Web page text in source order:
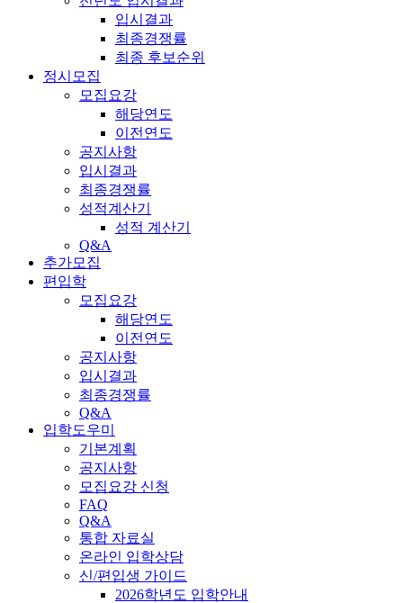
입시결과
최종경쟁률
최종 후보순위
정시모집
모집요강
해당연도
이전연도
공지사항
입시결과
최종경쟁률
성적계산기
성적 계산기
Q&A
추가모집
편입학
모집요강
해당연도
이전연도
공지사항
입시결과
최종경쟁률
Q&A
입학도우미
기본계획
공지사항
모집요강 신청
FAQ
Q&A
통합 자료실
온라인 입학상담
신/편입생 가이드
2026학년도 입학안내